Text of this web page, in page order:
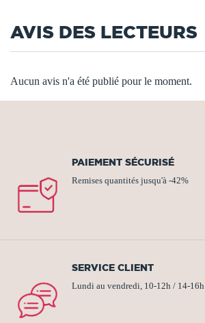
AVIS DES LECTEURS
Aucun avis n'a été publié pour le moment.
PAIEMENT SÉCURISÉ
Remises quantités jusqu'à -42%
SERVICE CLIENT
Lundi au vendredi, 10-12h / 14-16h